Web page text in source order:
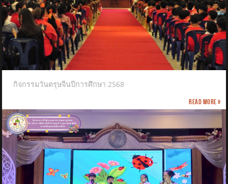
กิจกรรมวันตรุษจีนปีการศึกษา 2568
Read more »